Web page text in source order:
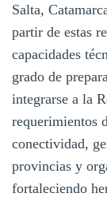
Salta,
partir de estas
capacidades
grado de
integrarse a la
requerimientos
conectividad,
provincias y
fortaleciendo